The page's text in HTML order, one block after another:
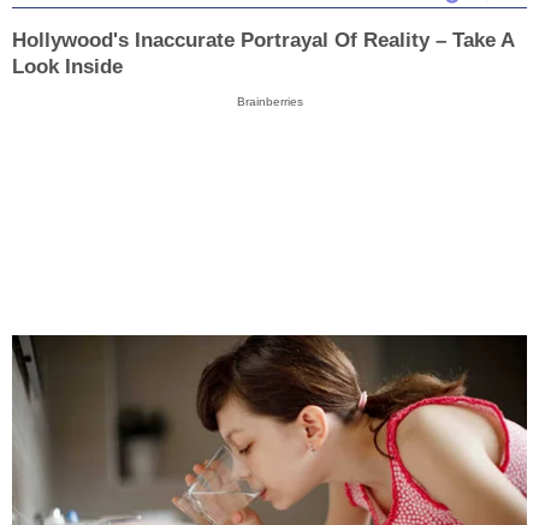
Hollywood's Inaccurate Portrayal Of Reality – Take A
Look Inside
Brainberries